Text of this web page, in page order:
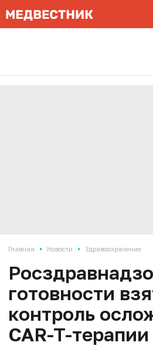
Главная • Новости • Здравоохранение
готовности
контроль
CAR-T-терапии